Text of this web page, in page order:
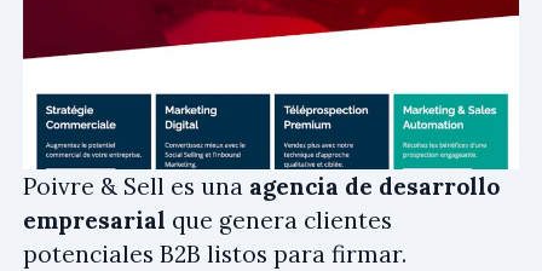
Poivre & Sell es una agencia de desarrollo
empresarial que genera clientes
potenciales B2B listos para firmar.